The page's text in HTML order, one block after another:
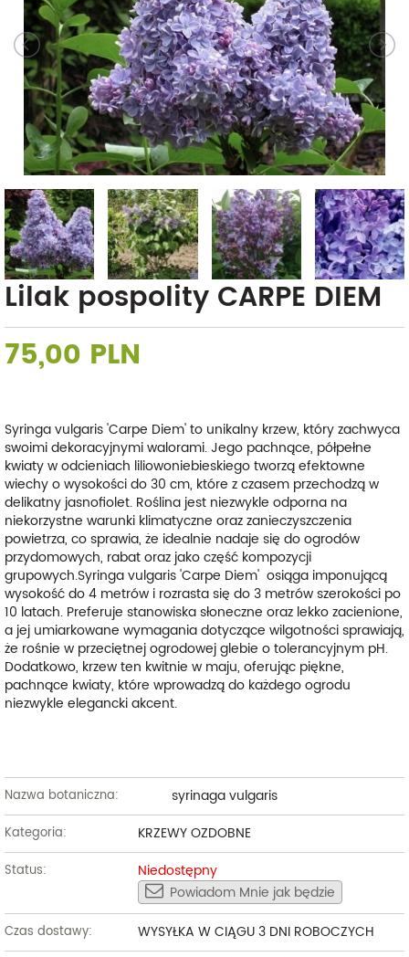
Lilak pospolity CARPE DIEM
75,00 PLN
Syringa vulgaris 'Carpe Diem' to unikalny krzew, który zachwyca
swoimi dekoracyjnymi walorami. Jego pachnące, półpełne
kwiaty w odcieniach liliowoniebieskiego tworzą efektowne
wiechy o wysokości do 30 cm, które z czasem przechodzą w
delikatny jasnofiolet. Roślina jest niezwykle odporna na
niekorzystne warunki klimatyczne oraz zanieczyszczenia
powietrza, co sprawia, że idealnie nadaje się do ogrodów
przydomowych, rabat oraz jako część kompozycji
grupowych.Syringa vulgaris 'Carpe Diem' osiąga imponującą
wysokość do 4 metrów i rozrasta się do 3 metrów szerokości po
10 latach. Preferuje stanowiska słoneczne oraz lekko zacienione,
a jej umiarkowane wymagania dotyczące wilgotności sprawiają,
że rośnie w przeciętnej ogrodowej glebie o tolerancyjnym pH.
Dodatkowo, krzew ten kwitnie w maju, oferując piękne,
pachnące kwiaty, które wprowadzą do każdego ogrodu
niezwykle elegancki akcent.
Nazwa botaniczna: syrinaga vulgaris
Kategoria: KRZEWY OZDOBNE
Status:
Niedostępny
Powiadom Mnie jak będzie
Czas dostawy: WYSYŁKA W CIĄGU 3 DNI ROBOCZYCH